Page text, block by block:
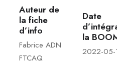
Auteur de
la fiche
d’info
Fabrice ADN
FTCAQ
Date
la
2022-05-